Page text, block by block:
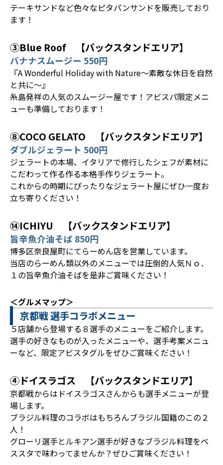
テーキサンドなど色々なピタパンサンドを販売しており
ます！
③Blue Roof 【バックスタンドエリア】
バナナスムージー 550円
『A Wonderful Holiday with Nature〜素敵な休日を自然
と共に〜』
糸島発祥の人気のスムージー屋です！アビスパ限定メニ
ューも準備しております！
⑧COCO GELATO 【バックスタンドエリア】
ダブルジェラート 500円
ジェラートの本場、イタリアで修行したシェフが素材に
こだわって作る作る本格手作りジェラート。
これからの時期にぴったりなジェラート屋にぜひ一度お
立ち寄りください！
⑭ICHIYU 【バックスタンドエリア】
旨辛魚介油そば 850円
博多区奈良屋町にてらーめん店を営業しています。
当店のらーめん類以外のメニューでは圧倒的人気Ｎｏ．
１の旨辛魚介油そばを是非ご賞味ください！
＜グルメマップ＞
京都戦 選手コラボメニュー
５店舗から登場する８選手のメニューをご紹介します。
選手の好きなものが入ったメニューや、選手考案メニュ
ーなど、限定アビスタグルをぜひご賞味ください！
④ドイスラゴス 【バックスタンドエリア】
京都戦からはドイスラゴスさんからも選手メニューが登
場します。
ブラジル料理のコラボはもちろんブラジル国籍のこの２
人！
グローリ選手とルキアン選手が好きなブラジル料理をベ
ススタで味わってませんか？ぜひご賞味ください！